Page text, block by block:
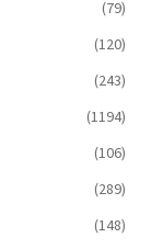
(79)
(120)
(243)
(1194)
(106)
(289)
(148)